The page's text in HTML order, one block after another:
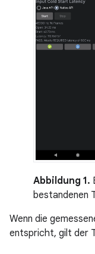
Abbildung 1.
bestandenen
Wenn die
entspricht, gilt der